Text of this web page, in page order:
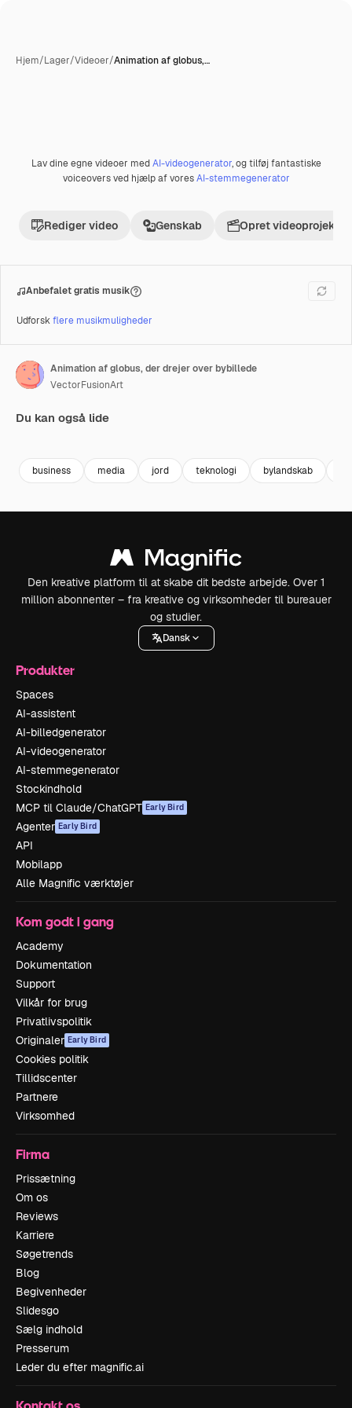
Hjem/Lager/Videoer/Animation af globus,…
PræmieAI-genereret
Lav dine egne videoer medAI-videogenerator, og tilføj fantastiske
voiceovers ved hjælp af voresAI-stemmegenerator
Rediger video Genskab Opret videoprojekt
Anbefalet gratis musik
Udforskflere musikmuligheder
Animation af globus, der drejer over bybillede
VectorFusionArt
Du kan også lide
business media jord teknologi bylandskab
Den kreative platform til at skabe dit bedste arbejde. Over 1
million abonnenter – fra kreative og virksomheder til bureauer
og studier.
Dansk
Produkter
Spaces
AI-assistent
AI-billedgenerator
AI-videogenerator
AI-stemmegenerator
Stockindhold
MCP til Claude/ChatGPT Early Bird
Agenter Early Bird
API
Mobilapp
Alle Magnific værktøjer
Kom godt i gang
Academy
Dokumentation
Support
Vilkår for brug
Privatlivspolitik
Originaler Early Bird
Cookies politik
Tillidscenter
Partnere
Virksomhed
Firma
Prissætning
Om os
Reviews
Karriere
Søgetrends
Blog
Begivenheder
Slidesgo
Sælg indhold
Presserum
Leder du efter magnific.ai